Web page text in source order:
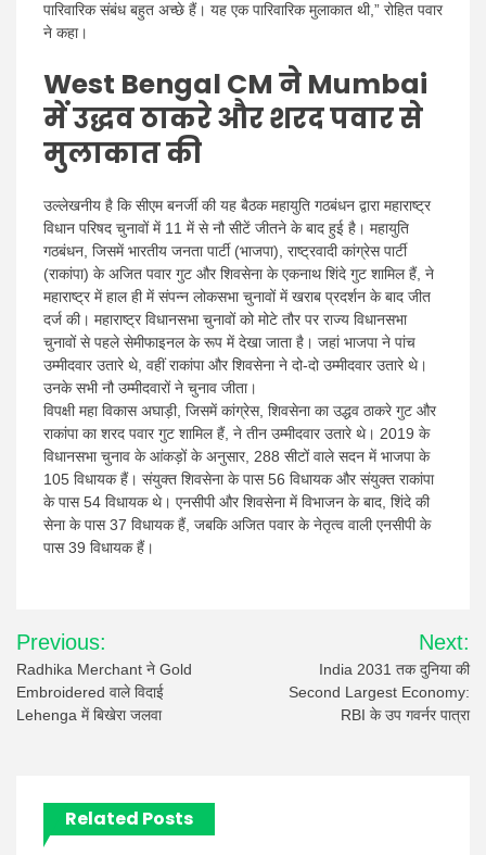
पारिवारिक संबंध बहुत अच्छे हैं। यह एक पारिवारिक मुलाकात थी,” रोहित पवार
ने कहा।
West Bengal CM ने Mumbai
में उद्धव ठाकरे और शरद पवार से
मुलाकात की
उल्लेखनीय है कि सीएम बनर्जी की यह बैठक महायुति गठबंधन द्वारा महाराष्ट्र
विधान परिषद चुनावों में 11 में से नौ सीटें जीतने के बाद हुई है। महायुति
गठबंधन, जिसमें भारतीय जनता पार्टी (भाजपा), राष्ट्रवादी कांग्रेस पार्टी
(राकांपा) के अजित पवार गुट और शिवसेना के एकनाथ शिंदे गुट शामिल हैं, ने
महाराष्ट्र में हाल ही में संपन्न लोकसभा चुनावों में खराब प्रदर्शन के बाद जीत
दर्ज की। महाराष्ट्र विधानसभा चुनावों को मोटे तौर पर राज्य विधानसभा
चुनावों से पहले सेमीफाइनल के रूप में देखा जाता है। जहां भाजपा ने पांच
उम्मीदवार उतारे थे, वहीं राकांपा और शिवसेना ने दो-दो उम्मीदवार उतारे थे।
उनके सभी नौ उम्मीदवारों ने चुनाव जीता।
विपक्षी महा विकास अघाड़ी, जिसमें कांग्रेस, शिवसेना का उद्धव ठाकरे गुट और
राकांपा का शरद पवार गुट शामिल हैं, ने तीन उम्मीदवार उतारे थे। 2019 के
विधानसभा चुनाव के आंकड़ों के अनुसार, 288 सीटों वाले सदन में भाजपा के
105 विधायक हैं। संयुक्त शिवसेना के पास 56 विधायक और संयुक्त राकांपा
के पास 54 विधायक थे। एनसीपी और शिवसेना में विभाजन के बाद, शिंदे की
सेना के पास 37 विधायक हैं, जबकि अजित पवार के नेतृत्व वाली एनसीपी के
पास 39 विधायक हैं।
Post
navigation
Previous:
Radhika Merchant ने Gold
Embroidered वाले विदाई
Lehenga में बिखेरा जलवा
Next:
India 2031 तक दुनिया की
Second Largest Economy:
RBI के उप गवर्नर पात्रा
Related Posts